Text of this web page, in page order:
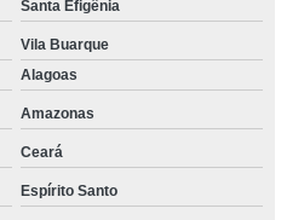
Santa Efigênia
Vila Buarque
Alagoas
Amazonas
Ceará
Espírito Santo